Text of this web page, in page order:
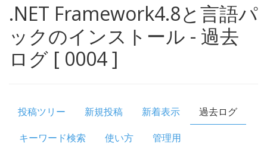
.NET Framework4.8と言語パ
ックのインストール - 過去
ログ [ 0004 ]
投稿ツリー 新規投稿 新着表示
過去ログ
キーワード検索
使い方 管理用